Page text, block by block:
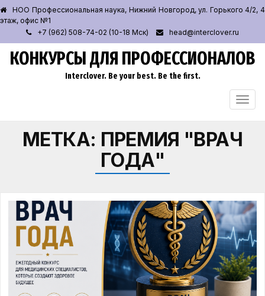
НОО Профессиональная наука, Нижний Новгород, ул. Горького 4/2, 4
этаж, офис №1
+7 (962) 508-74-02 (10-18 Мск)
head@interclover.ru
КОНКУРСЫ ДЛЯ ПРОФЕССИОНАЛОВ
Interclover. Be your best. Be the first.
МЕТКА: ПРЕМИЯ "ВРАЧ
ГОДА"